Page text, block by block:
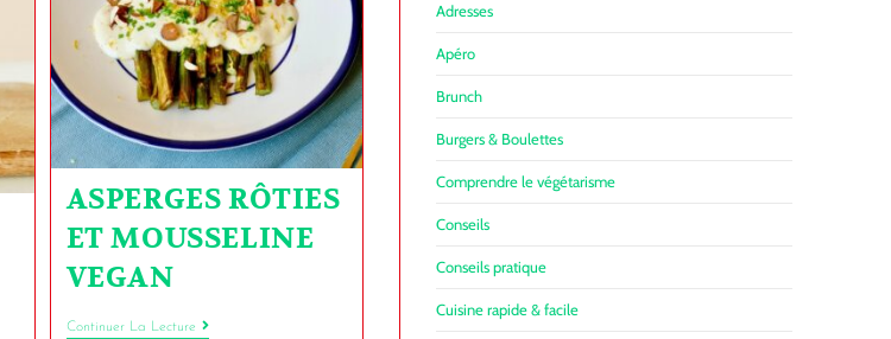
ASPERGES RÔTIES
ET MOUSSELINE
VEGAN
Continuer La Lecture
Adresses
Apéro
Brunch
Burgers & Boulettes
Comprendre le végétarisme
Conseils
Conseils pratique
Cuisine rapide & facile